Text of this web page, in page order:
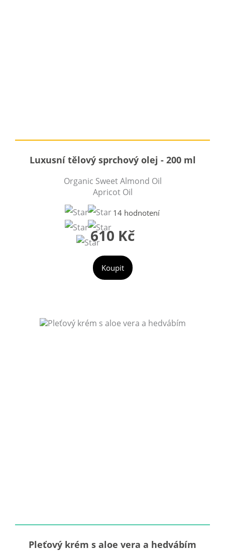
Luxusní tělový sprchový olej - 200 ml
Organic Sweet Almond Oil
Apricot Oil
14 hodnotení
610 Kč
Koupit
Pleťový krém s aloe vera a hedvábím